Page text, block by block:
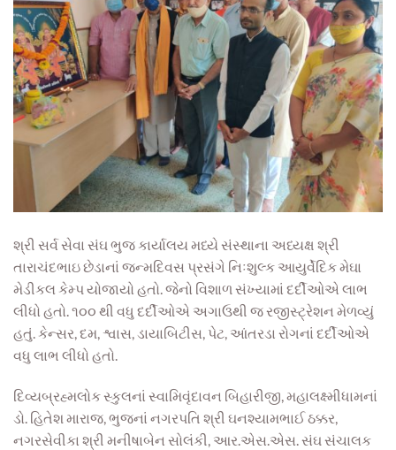
શ્રી સર્વ સેવા સંઘ ભુજ કાર્યાલય મધ્યે સંસ્થાના અધ્યક્ષ શ્રી
તારાચંદભાઇ છેડાનાં જન્મદિવસ પ્રસંગે નિઃશુલ્ક આયુર્વેદિક મેઘા
મેડીકલ કેમ્પ યોજાયો હતો. જેનો વિશાળ સંખ્યામાં દર્દીઓએ લાભ
લીધો હતો. ૧૦૦ થી વધુ દર્દીઓએ અગાઉથી જ રજીસ્ટ્રેશન મેળવ્યું
હતું. કેન્સર, દમ, શ્વાસ, ડાયાબિટીસ, પેટ, આંતરડા રોગનાં દર્દીઓએ
વધુ લાભ લીધો હતો.
દિવ્યબ્રહ્મલોક સ્કુલનાં સ્વામિવૃંદાવન બિહારીજી, મહાલક્ષ્મીધામનાં
ડો. હિતેશ મારાજ, ભુજનાં નગરપતિ શ્રી ઘનશ્યામભાઈ ઠક્કર,
નગરસેવીકા શ્રી મનીષાબેન સોલંકી, આર.એસ.એસ. સંઘ સંચાલક